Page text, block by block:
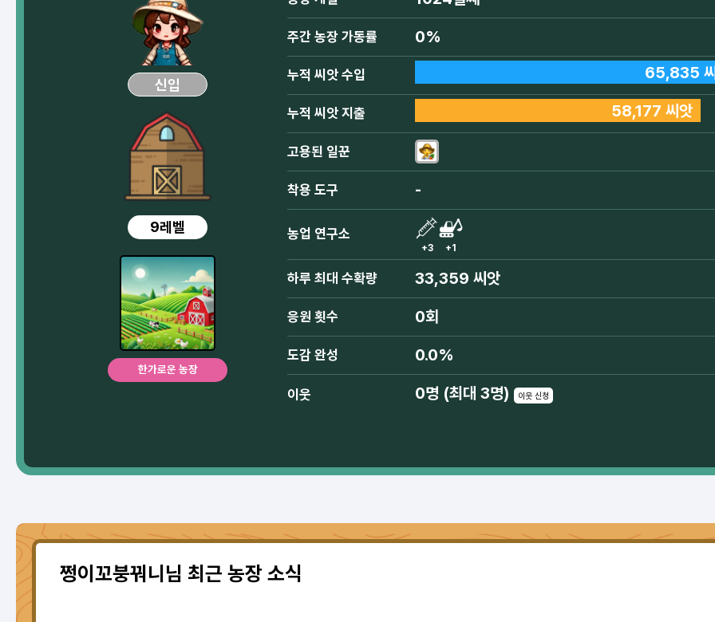
신입
9레벨
한가로운 농장
주간 농장 가동률 0%
누적 씨앗 수입 65,835
누적 씨앗 지출 58,177 씨앗
고용된 일꾼
착용 도구 -
농업 연구소
+3 +1
하루 최대 수확량 33,359 씨앗
응원 횟수 0회
도감 완성 0.0%
이웃 0명 (최대 3명) 이웃 신청
쩡이꼬붕꿔니님 최근 농장 소식